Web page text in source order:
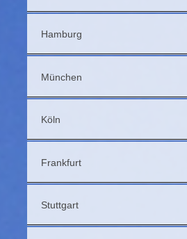
Hamburg
München
Köln
Frankfurt
Stuttgart